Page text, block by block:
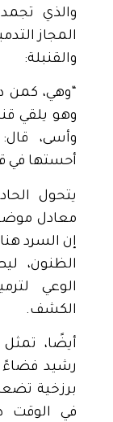
والذي
المجاز
والقنبلة:
“وهي، كمن
وهو يلقي
وأسى،
أحستها في
يتحول
معادل
إن السرد
الظنون،
الوعي
الكشف.
أيضًا،
رشيد فضاءً
برزخية
في الوقت